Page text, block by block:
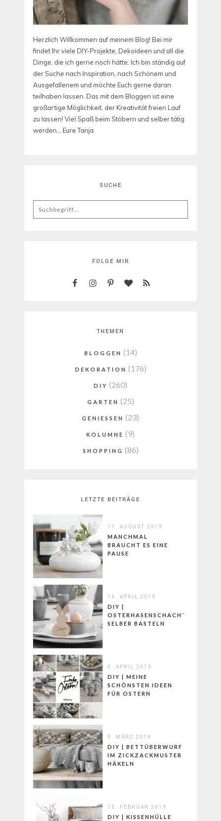
Herzlich Willkommen auf meinem Blog! Bei mir
findet Ihr viele DIY-Projekte, Dekoideen und all die
Dinge, die ich gerne noch hätte. Ich bin ständig auf
der Suche nach Inspiration, nach Schönem und
Ausgefallenem und möchte Euch gerne daran
teilhaben lassen. Das mit dem Bloggen ist eine
großartige Möglichkeit, der Kreativität freien Lauf
zu lassen! Viel Spaß beim Stöbern und selber tätig
werden... Eure Tanja
SUCHE
Search
for:
FOLGE MIR
THEMEN
BLOGGEN (14)
DEKORATION (176)
DIY (260)
GARTEN (25)
GENIESSEN (23)
KOLUMNE (9)
SHOPPING (86)
LETZTE BEITRÄGE
17. AUGUST 2019
MANCHMAL
BRAUCHT ES EINE
PAUSE
14. APRIL 2019
DIY |
OSTERHASENSCHACHTELN
SELBER BASTELN
4. APRIL 2019
DIY | MEINE
SCHÖNSTEN IDEEN
FÜR OSTERN
9. MÄRZ 2019
DIY | BETTÜBERWURF
IM ZICKZACKMUSTER
HÄKELN
15. FEBRUAR 2019
DIY | KISSENHÜLLE